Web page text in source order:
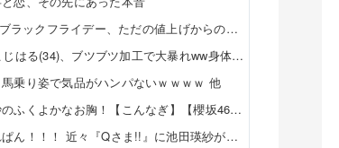
【悲報】Amazonブラックフライデー、ただの値上げからの値下げセールだったｗｗｗ 他
【画像】元AKBこじはる(34)、ブツブツ加工で大暴れww身体はめっちゃいいのにな・・・ 他
馬乗り姿で気品がハンパないｗｗｗｗ 他
【画像】小島凪紗のふくよかなお胸！【こんなぎ】【櫻坂46】 他
出演者一覧にてれぱん！！！ 近々『Qさま!!』に池田瑛紗が出演する模様！【乃木坂46】